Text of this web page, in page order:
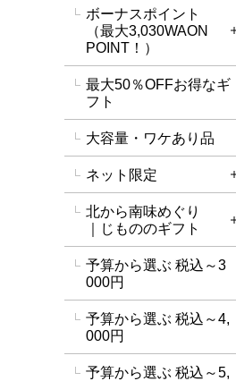
ボーナスポイント
（最大3,030WAON
POINT！）
最大50％OFFお得なギ
フト
大容量・ワケあり品
ネット限定
北から南味めぐり
｜じもののギフト
予算から選ぶ 税込～3
000円
予算から選ぶ 税込～4,
000円
予算から選ぶ 税込～5,